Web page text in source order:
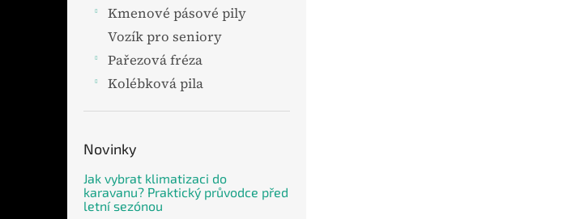
Kmenové pásové pily
Vozík pro seniory
Pařezová fréza
Kolébková pila
Novinky
Jak vybrat klimatizaci do
karavanu? Praktický průvodce před
letní sezónou